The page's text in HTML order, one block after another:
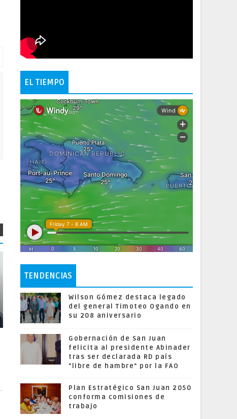
EL TIEMPO
TENDENCIAS
Wilson Gómez destaca legado
del general Timoteo Ogando en
su 208 aniversario
Gobernación de San Juan
felicita al presidente Abinader
tras ser declarada RD país
"libre de hambre" por la FAO
Plan Estratégico San Juan 2050
conforma comisiones de
trabajo